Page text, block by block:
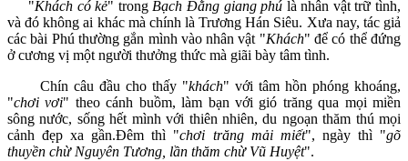
"Khách có kẻ" trongBạch Đằng giang phú là nhân vật trữ tình,
và đó không ai khác mà chính là Trương Hán Siêu. Xưa nay, tác giả
các bài Phú thường gắn mình vào nhân vật "Khách" để có thể đứng
ở cương vị một người thưởng thức mà giãi bày tâm tình.
Chín câu đầu cho thấy "khách" với tâm hồn phóng khoáng,
"chơi vơi" theo cánh buồm, làm bạn với gió trăng qua mọi miền
sông nước, sống hết mình với thiên nhiên, du ngoạn thăm thú mọi
cảnh đẹp xa gần.Đêm thì "chơi trăng mải miết", ngày thì "gõ
thuyền chừ Nguyên Tương, lần thăm chừ Vũ Huyệt".